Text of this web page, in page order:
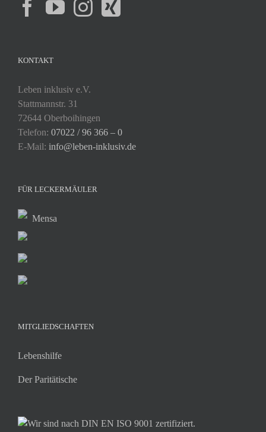
KONTAKT
Leben inklusiv e.V.
Stattmannstr. 31
72644 Oberboihingen
Telefon: 07022 / 96 366 – 0
E-Mail: info@leben-inklusiv.de
FÜR LECKERMÄULER
Mensa
MITGLIEDSCHAFTEN
Lebenshilfe
Der Paritätische